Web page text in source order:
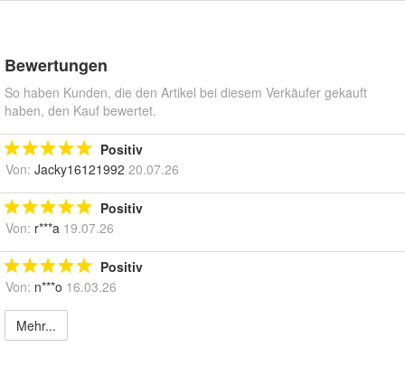
Bewertungen
So haben Kunden, die den Artikel bei diesem Verkäufer gekauft
haben, den Kauf bewertet.
Positiv
Von: Jacky16121992 20.07.26
Positiv
Von: r***a 19.07.26
Positiv
Von: n***o 16.03.26
Mehr...